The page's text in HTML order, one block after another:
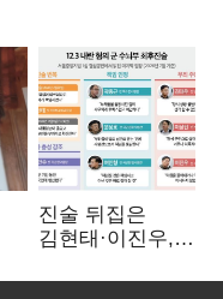
진술 뒤집은
김현태·이진우,
헌신"…법정서